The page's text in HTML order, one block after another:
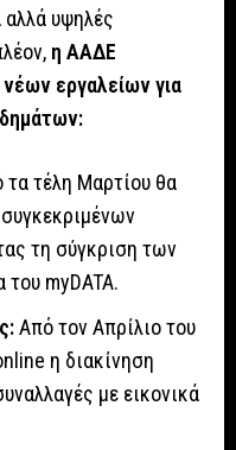
υψηλές
η ΑΑΔΕ
εργαλείων για
τα τέλη Μαρτίου θα
τη σύγκριση των
myDATA.
Από τον Απρίλιο του
η διακίνηση
με εικονικά